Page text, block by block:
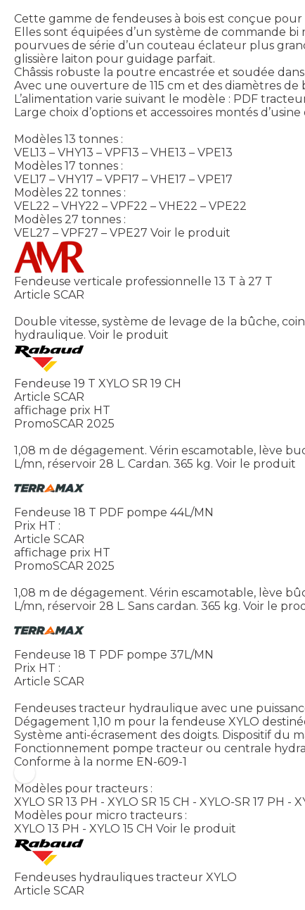
Cette gamme de fendeuses à bois est conçue
Elles sont équipées d’un système de commande
pourvues de série d’un couteau éclateur plus
glissière laiton pour guidage parfait.
Châssis robuste la poutre encastrée et soudée
Avec une ouverture de 115 cm et des diamètres de
L’alimentation varie suivant le modèle : PDF
Large choix d’options et accessoires montés
Modèles 13 tonnes :
VEL13 – VHY13 – VPF13 – VHE13 – VPE13
Modèles 17 tonnes :
VEL17 – VHY17 – VPF17 – VHE17 – VPE17
Modèles 22 tonnes :
VEL22 – VHY22 – VPF22 – VHE22 – VPE22
Modèles 27 tonnes :
VEL27 – VPF27 – VPE27 Voir le produit
Fendeuse verticale professionnelle 13 T à 27 T
Article SCAR
Double vitesse, système de levage de la bûche,
hydraulique. Voir le produit
Fendeuse 19 T XYLO SR 19 CH
Article SCAR
affichage prix HT
PromoSCAR 2025
1,08 m de dégagement. Vérin escamotable, lève
L/mn, réservoir 28 L. Cardan. 365 kg. Voir le produit
Fendeuse 18 T PDF pompe 44L/MN
Prix HT :
Article SCAR
affichage prix HT
PromoSCAR 2025
1,08 m de dégagement. Vérin escamotable, lève
L/mn, réservoir 28 L. Sans cardan. 365 kg. Voir le
Fendeuse 18 T PDF pompe 37L/MN
Prix HT :
Article SCAR
Fendeuses tracteur hydraulique avec une
Dégagement 1,10 m pour la fendeuse XYLO
Système anti-écrasement des doigts. Dispositif du
Fonctionnement pompe tracteur ou centrale
Conforme à la norme EN-609-1
Modèles pour tracteurs :
XYLO SR 13 PH - XYLO SR 15 CH - XYLO-SR 17 PH -
Modèles pour micro tracteurs :
XYLO 13 PH - XYLO 15 CH Voir le produit
Fendeuses hydrauliques tracteur XYLO
Article SCAR